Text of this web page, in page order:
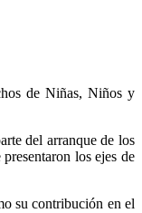
de Niñas, Niños y
del arranque de los
los ejes de
su contribución en el